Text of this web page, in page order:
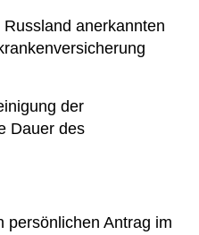
anerkannten
der
Dauer des
persönlichen Antrag im